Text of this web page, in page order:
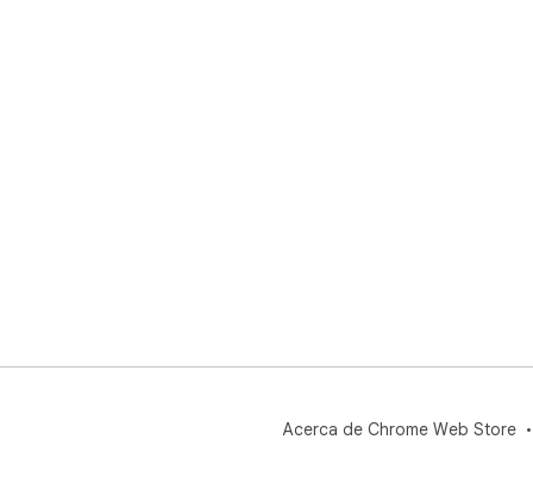
Acerca de Chrome Web Store